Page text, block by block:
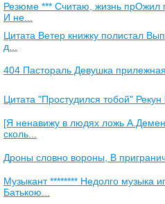
Резюме *** Считаю, жизнь прОжил
И не...
Цитата Ветер книжку полистал
д...
404 Пастораль Девушка
Цитата "Простудился тобой"
[Я ненавижу в людях ложь
сколь...
Дроны словно вороны, В
Музыкант ******** Недолго музыка
Батькою...